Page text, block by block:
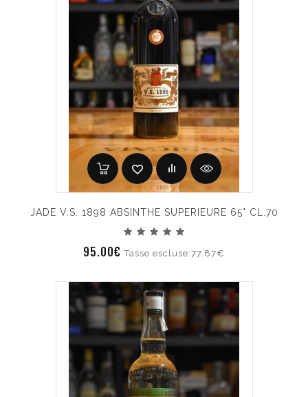
JADE V.S. 1898 ABSINTHE SUPERIEURE 65° CL.70
95.00€Tasse escluse:77.87€